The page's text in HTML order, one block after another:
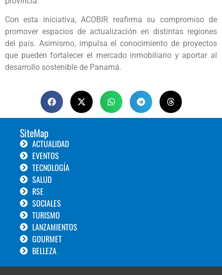
Con esta iniciativa, ACOBIR reafirma su compromiso de
promover espacios de actualización en distintas regiones
del país. Asimismo, impulsa el conocimiento de proyectos
que pueden fortalecer el mercado inmobiliario y aportar al
desarrollo sostenible de Panamá.
SiteMap
ACTUALIDAD
EVENTOS
TECNOLOGÍA
SALUD
RSE
SOCIALES
TURISMO
LANZAMIENTOS
GOURMET
BELLEZA